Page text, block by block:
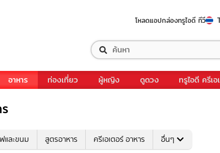
โหลดแอปกล่องทรูไอดี ทีวี
อาหาร ท่องเที่ยว ผู้หญิง ดูดวง ทรูไอดี ครีเอ
และขนม สูตรอาหาร ครีเอเตอร์ อาหาร อื่นๆ